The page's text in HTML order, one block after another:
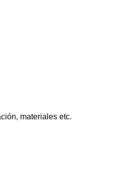
materiales etc.